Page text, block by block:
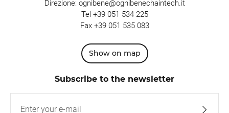
Direzione: ognibene@ognibenechaintech.it
Tel +39 051 534 225
Fax +39 051 535 083
Show on map
Subscribe to the newsletter